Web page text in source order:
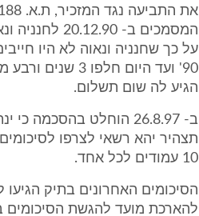
המסמכים ב-
על כך שחנניה ונאוה לא היו
90' ועד היום
הגיע לה שום תשלום.
תצהיר יהא רשאי לצרפו
10 עמודים לכל אחד.